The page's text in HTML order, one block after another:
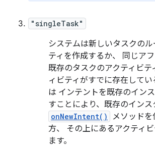
"singleTask"
システムは新しいタスクの
ティを作成するか、 同じア
既存のタスクのアクティビテ
ィビティがすでに存在して
は インテントを既存のイン
すことにより、既存のインス
onNewIntent()
メソッド
方、 その上にあるアクティ
ます。